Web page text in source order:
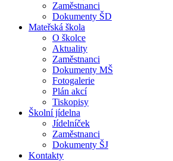
Zaměstnanci
Dokumenty ŠD
Mateřská škola
O školce
Aktuality
Zaměstnanci
Dokumenty MŠ
Fotogalerie
Plán akcí
Tiskopisy
Školní jídelna
Jídelníček
Zaměstnanci
Dokumenty ŠJ
Kontakty